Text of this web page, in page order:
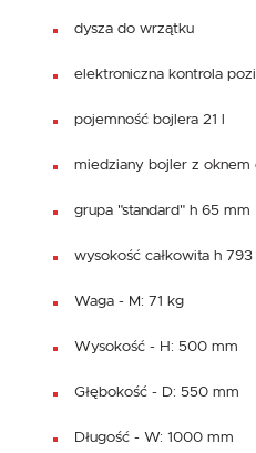
dysza do wrzątku
elektroniczna kontrola
pojemność bojlera 21 l
miedziany bojler z oknem
grupa "standard" h 65 mm
wysokość całkowita h 793
Waga - M: 71 kg
Wysokość - H: 500 mm
Głębokość - D: 550 mm
Długość - W: 1000 mm